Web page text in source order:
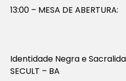
13:00 – MESA DE ABERTURA:
Identidade Negra e
SECULT – BA